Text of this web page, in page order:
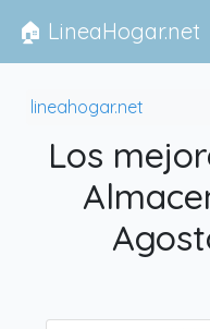
🏠 LineaHogar.net
lineahogar.net
Los